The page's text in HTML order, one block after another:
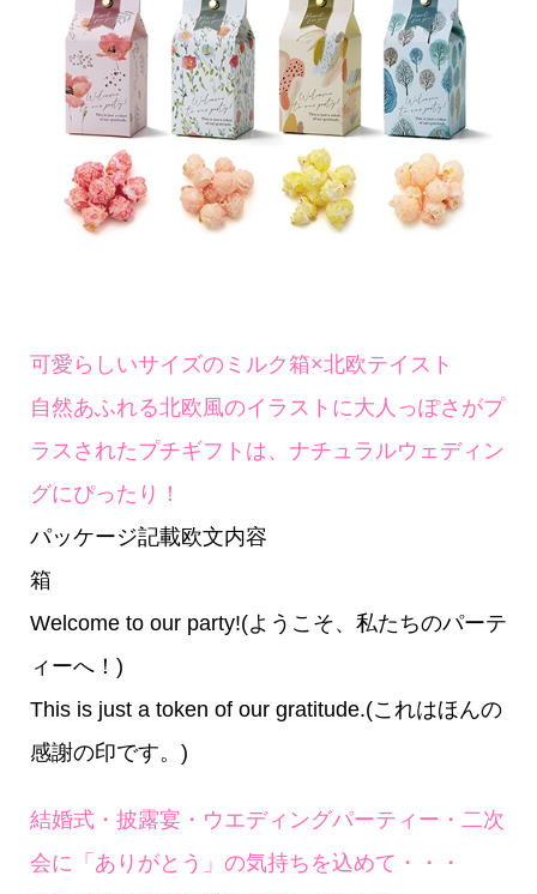
可愛らしいサイズのミルク箱×北欧テイスト
自然あふれる北欧風のイラストに大人っぽさがプ
ラスされたプチギフトは、ナチュラルウェディン
グにぴったり！
パッケージ記載欧文内容
箱
Welcome to our party!(ようこそ、私たちのパーテ
ィーへ！)
This is just a token of our gratitude.(これはほんの
感謝の印です。)
結婚式・披露宴・ウエディングパーティー・二次
会に「ありがとう」の気持ちを込めて・・・